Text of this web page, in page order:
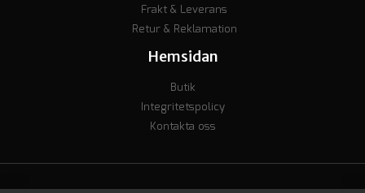
Frakt & Leverans
Retur & Reklamation
Hemsidan
Butik
Integritetspolicy
Kontakta oss